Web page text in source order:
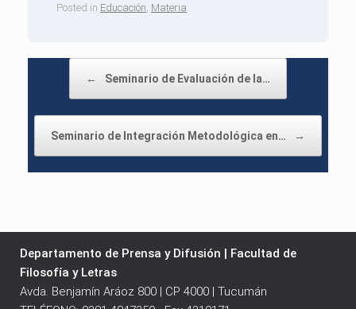
Posted in Educación Materia
← Seminario de Evaluación de la…
Seminario de Integración Metodológica en… →
Departamento de Prensa y Difusión | Facultad de
Filosofía y Letras
Avda. Benjamín Aráoz 800 | CP 4000 | Tucumán